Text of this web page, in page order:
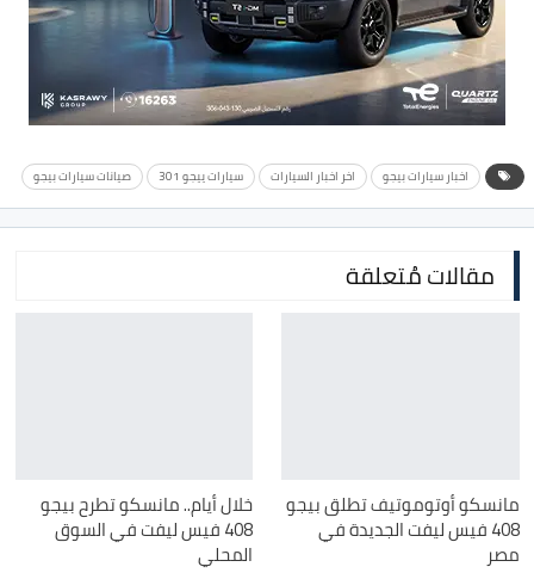
اخبار سيارات بيجو اخر اخبار السيارات سيارات ييجو 301 صيانات سيارات بيجو
مقالات مُتعلقة
مانسكو أوتوموتيف تطلق بيجو
408 فيس ليفت الجديدة في
مصر
خلال أيام.. مانسكو تطرح بيجو
408 فيس ليفت في السوق
المحلي